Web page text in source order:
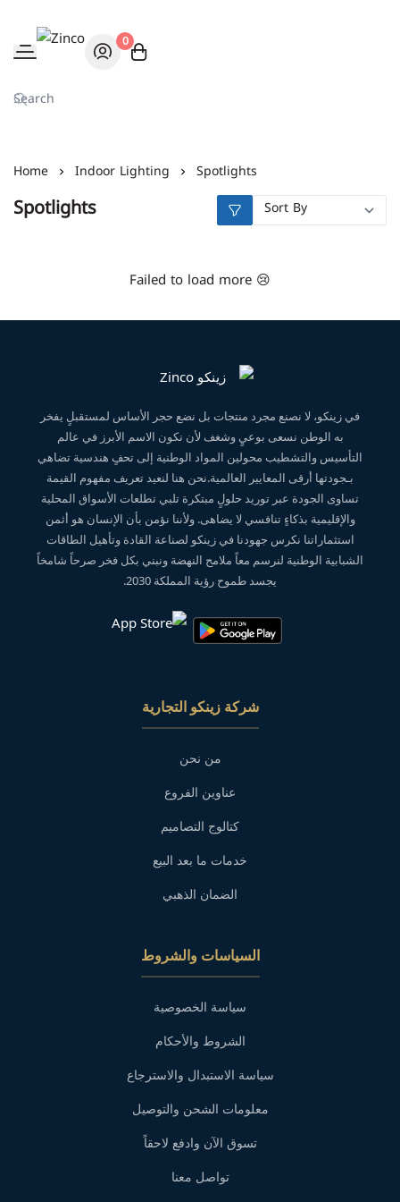
Zinco
0
Home Indoor Lighting Spotlights
Spotlights
Failed to load more 😢
في زينكو، لا نصنع مجرد منتجات بل نضع حجر الأساس لمستقبلٍ يفخر
به الوطن نسعى بوعيٍ وشغف لأن نكون الاسم الأبرز في عالم
التأسيس والتشطيب محولين المواد الوطنية إلى تحفٍ هندسية تضاهي
بـجودتها أرقى المعايير العالمية.نحن هنا لنعيد تعريف مفهوم القيمة
تساوى الجودة عبر توريد حلولٍ مبتكرة تلبي تطلعات الأسواق المحلية
والإقليمية بذكاءٍ تنافسي لا يضاهى. ولأننا نؤمن بأن الإنسان هو أثمن
استثماراتنا نكرس جهودنا في زينكو لصناعة القادة وتأهيل الطاقات
الشبابية الوطنية لنرسم معاً ملامح النهضة ونبني بكل فخر صرحاً شامخاً
يجسد طموح رؤية المملكة 2030.
شركة زينكو التجارية
من نحن
عناوين الفروع
كتالوج التصاميم
خدمات ما بعد البيع
الضمان الذهبي
السياسات والشروط
سياسة الخصوصية
الشروط والأحكام
سياسة الاستبدال والاسترجاع
معلومات الشحن والتوصيل
تسوق الآن وادفع لاحقاً
تواصل معنا